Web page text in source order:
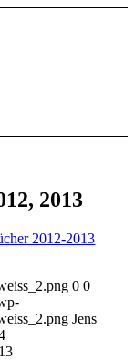
2013
0 0
Jens